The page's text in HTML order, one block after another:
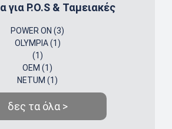
για P.O.S & Ταμειακές
POWER ON (3)
OLYMPIA (1)
(1)
OEM (1)
NETUM (1)
δες τα όλα >